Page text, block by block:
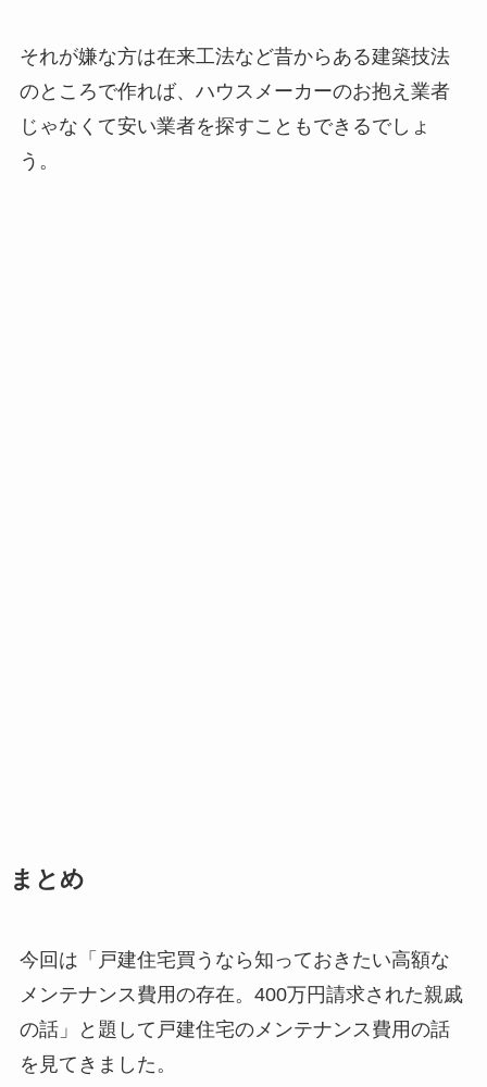
それが嫌な方は在来工法など昔からある建築技法
のところで作れば、ハウスメーカーのお抱え業者
じゃなくて安い業者を探すこともできるでしょ
う。
まとめ
今回は「戸建住宅買うなら知っておきたい高額な
メンテナンス費用の存在。400万円請求された親戚
の話」と題して戸建住宅のメンテナンス費用の話
を見てきました。